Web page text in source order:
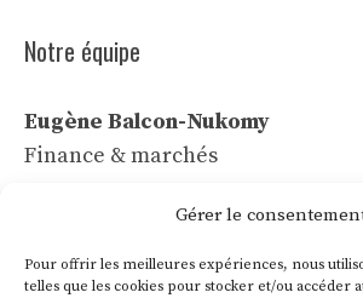
Gérer le
Pour offrir les meilleures expériences, nous
telles que les cookies pour stocker et/ou accéder
Notre équipe
Eugène Balcon-Nukomy
Finance & marchés
Céline Vaubert
Léa Voss